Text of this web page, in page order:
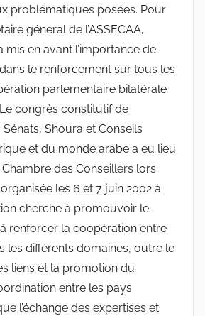
problématiques posées. Pour
général de l’ASSECAA,
mis en avant l’importance de
le renforcement sur tous les
parlementaire bilatérale
congrès constitutif de
Sénats, Shoura et Conseils
et du monde arabe a eu lieu
Chambre des Conseillers lors
les 6 et 7 juin 2002 à
cherche à promouvoir le
renforcer la coopération entre
les différents domaines, outre le
liens et la promotion du
entre les pays
l’échange des expertises et